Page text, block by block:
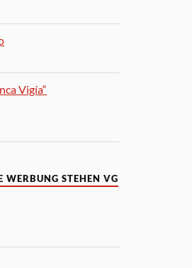
Vigía“
WERBUNG STEHEN VG